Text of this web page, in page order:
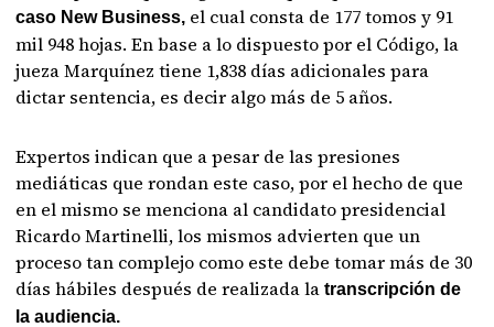
caso New Business, el cual consta de 177 tomos y 91
mil 948 hojas. En base a lo dispuesto por el Código, la
jueza Marquínez tiene 1,838 días adicionales para
dictar sentencia, es decir algo más de 5 años.
Expertos indican que a pesar de las presiones
mediáticas que rondan este caso, por el hecho de que
en el mismo se menciona al candidato presidencial
Ricardo Martinelli, los mismos advierten que un
proceso tan complejo como este debe tomar más de 30
días hábiles después de realizada latranscripción de
la audiencia.